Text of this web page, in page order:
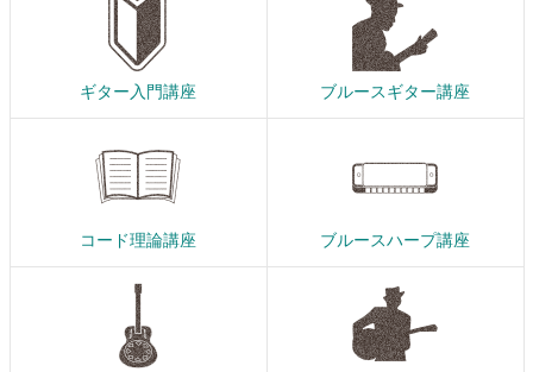
ギター入門講座 ブルースギター講座
コード理論講座 ブルースハープ講座